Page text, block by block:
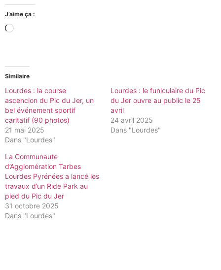
J’aime ça :
Similaire
Lourdes : la course
ascencion du Pic du Jer, un
bel événement sportif
caritatif (90 photos)
21 mai 2025
Dans "Lourdes"
Lourdes : le funiculaire du Pic
du Jer ouvre au public le 25
avril
24 avril 2025
Dans "Lourdes"
La Communauté
d’Agglomération Tarbes
Lourdes Pyrénées a lancé les
travaux d’un Ride Park au
pied du Pic du Jer
31 octobre 2025
Dans "Lourdes"